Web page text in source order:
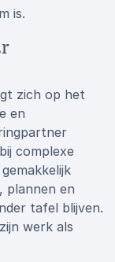
is.
zich op het
en
complexe
plannen en
tafel blijven.
werk als